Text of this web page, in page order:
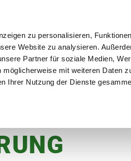
zu personalisieren,
Website zu analysieren.
Partner für soziale Medien,
mit weiteren Daten
Ihrer Nutzung der Dienste
Aktuelles Ratgeber